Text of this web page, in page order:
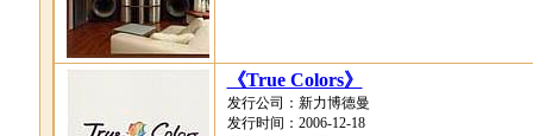
《True Colors》
发行公司：新力博德曼
发行时间：2006-12-18